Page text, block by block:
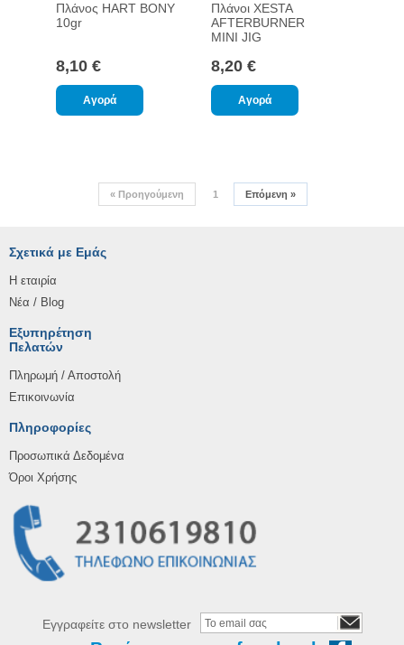
8,10 €
Πλάνος HART BONY
10gr
8,20 €
Πλάνοι XESTA
AFTERBURNER
MINI JIG
« Προηγούμενη 1 Επόμενη »
Σχετικά με Εμάς
Η εταιρία
Νέα / Blog
Εξυπηρέτηση
Πελατών
Πληρωμή / Αποστολή
Επικοινωνία
Πληροφορίες
Προσωπικά Δεδομένα
Όροι Χρήσης
Εγγραφείτε στο newsletter